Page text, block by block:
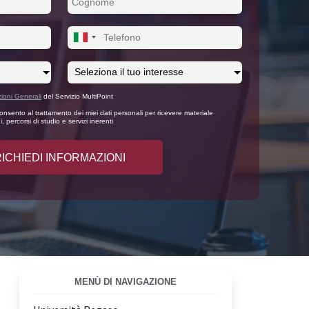
Generali del Servizio MultiPoint
al trattamento dei miei dati personali per ricevere materiale
percorsi di studio e servizi inerenti
MENÙ DI NAVIGAZIONE